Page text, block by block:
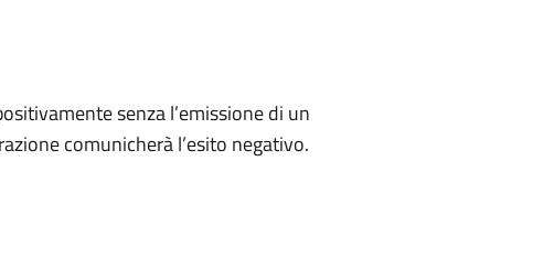
senza l’emissione di un
comunicherà l’esito negativo.